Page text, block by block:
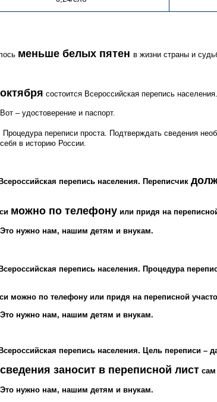
меньше белых пятен в жизни страны и
состоится Всероссийская перепись населения.
– удостоверение и паспорт.
Процедура переписи проста. Подтверждать сведения
в историю России.
перепись населения. Переписчик
можно по телефону или придя на
нужно нам, нашим детям и внукам.
перепись населения. Процедура
можно по телефону или придя на переписной
нужно нам, нашим детям и внукам.
перепись населения. Цель переписи
сведения заносит в переписной лист сам
нужно нам, нашим детям и внукам.